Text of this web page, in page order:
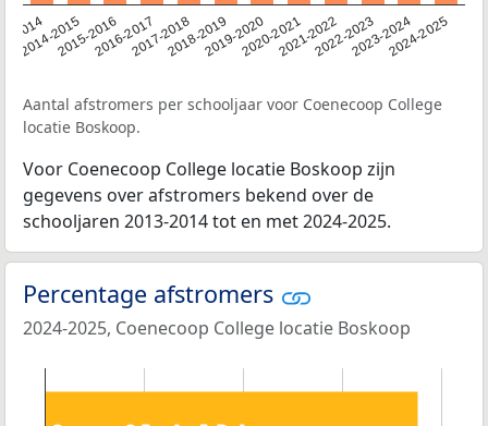
2014
2014-20152015-20162016-20172017-20182018-20192019-20202020-20212021-20222022-20232023-20242024-2025
Aantal afstromers per schooljaar voor Coenecoop College
locatie Boskoop.
Voor Coenecoop College locatie Boskoop zijn
gegevens over afstromers bekend over de
schooljaren 2013-2014 tot en met 2024-2025.
Percentage afstromers
2024-2025, Coenecoop College locatie Boskoop